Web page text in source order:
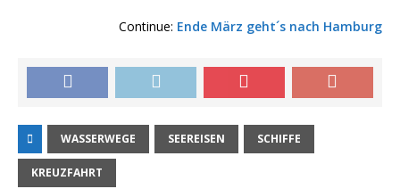
Continue: Ende März geht´s nach Hamburg
WASSERWEGE SEEREISEN SCHIFFE
KREUZFAHRT